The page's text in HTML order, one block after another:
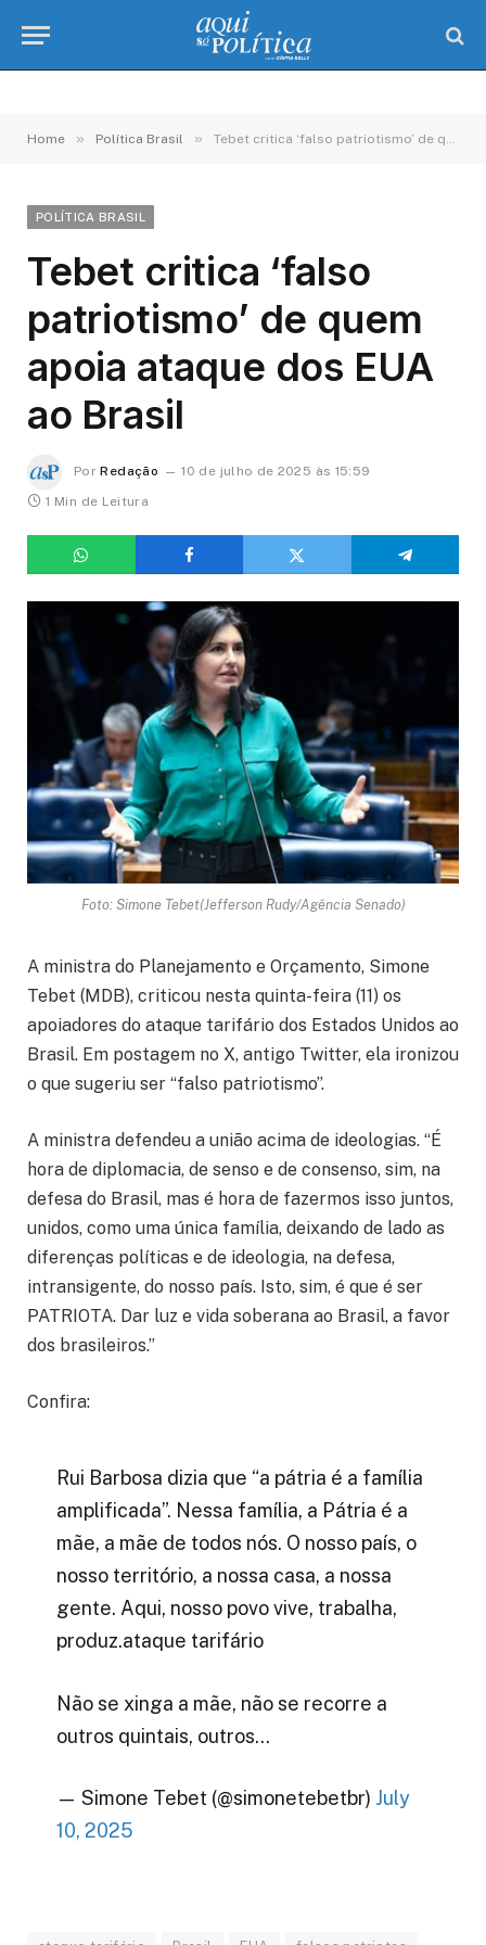
Home » Política Brasil » Tebet critica ‘falso patriotismo’ de quem apoia ataque dos EUA ao Brasil
POLÍTICA BRASIL
Tebet critica ‘falso
patriotismo’ de quem
apoia ataque dos EUA
ao Brasil
Por Redação
10 de julho de 2025 às 15:59
1 Min de Leitura
Foto: Simone Tebet(Jefferson Rudy/Agência Senado)
A ministra do Planejamento e Orçamento, Simone
Tebet (MDB), criticou nesta quinta-feira (11) os
apoiadores do ataque tarifário dos Estados Unidos ao
Brasil. Em postagem no X, antigo Twitter, ela ironizou
o que sugeriu ser “falso patriotismo”.
A ministra defendeu a união acima de ideologias. “É
hora de diplomacia, de senso e de consenso, sim, na
defesa do Brasil, mas é hora de fazermos isso juntos,
unidos, como uma única família, deixando de lado as
diferenças políticas e de ideologia, na defesa,
intransigente, do nosso país. Isto, sim, é que é ser
PATRIOTA. Dar luz e vida soberana ao Brasil, a favor
dos brasileiros.”
Confira:
Rui Barbosa dizia que “a pátria é a família
amplificada”. Nessa família, a Pátria é a
mãe, a mãe de todos nós. O nosso país, o
nosso território, a nossa casa, a nossa
gente. Aqui, nosso povo vive, trabalha,
produz.ataque tarifário
Não se xinga a mãe, não se recorre a
outros quintais, outros…
— Simone Tebet (@simonetebetbr) July
10, 2025